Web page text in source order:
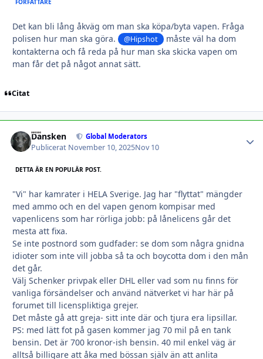
FÖRFATTARE
Det kan bli lång åkväg om man ska köpa/byta vapen. Fråga
polisen hur man ska göra.
@Hipshot
måste väl ha dom
kontakterna och få reda på hur man ska skicka vapen om
man får det på något annat sätt.
Citat
Dansken Global Moderators
Publicerat November 10, 2025Nov 10
DETTA ÄR EN POPULÄR POST.
"Vi" har kamrater i HELA Sverige. Jag har "flyttat" mängder
med ammo och en del vapen genom kompisar med
vapenlicens som har rörliga jobb: på lånelicens går det
mesta att fixa.
Se inte postnord som gudfader: se dom som några gnidna
idioter som inte vill jobba så ta och boycotta dom i den mån
det går.
Välj Schenker privpak eller DHL eller vad som nu finns för
vanliga försändelser och använd nätverket vi har här på
forumet till licenspliktiga grejer.
Det måste gå att greja- sitt inte där och tjura era lipsillar.
PS: med lätt fot på gasen kommer jag 70 mil på en tank
bensin. Det är 700 kronor-ish bensin. 40 mil enkel väg är
alltså billigare att åka med bössan själv än att anlita